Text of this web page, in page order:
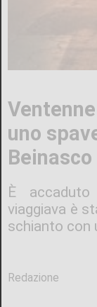
uno
Beinasco
È
viaggiava è
schianto con
Redazione